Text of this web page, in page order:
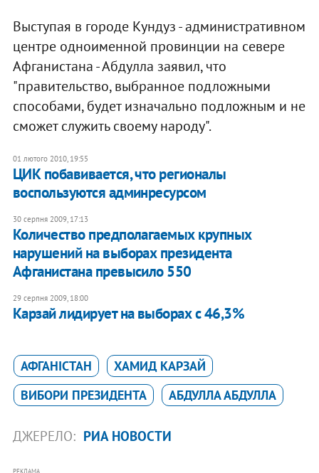
Выступая в городе Кундуз - административном
центре одноименной провинции на севере
Афганистана - Абдулла заявил, что
"правительство, выбранное подложными
способами, будет изначально подложным и не
сможет служить своему народу".
01 лютого 2010, 19:55
ЦИК побавивается, что регионалы
воспользуются админресурсом
30 серпня 2009, 17:13
Количество предполагаемых крупных
нарушений на выборах президента
Афганистана превысило 550
29 серпня 2009, 18:00
Карзай лидирует на выборах с 46,3%
АФГАНІСТАН
ХАМИД КАРЗАЙ
ВИБОРИ ПРЕЗИДЕНТА
АБДУЛЛА АБДУЛЛА
ДЖЕРЕЛО: РИА НОВОСТИ
РЕКЛАМА